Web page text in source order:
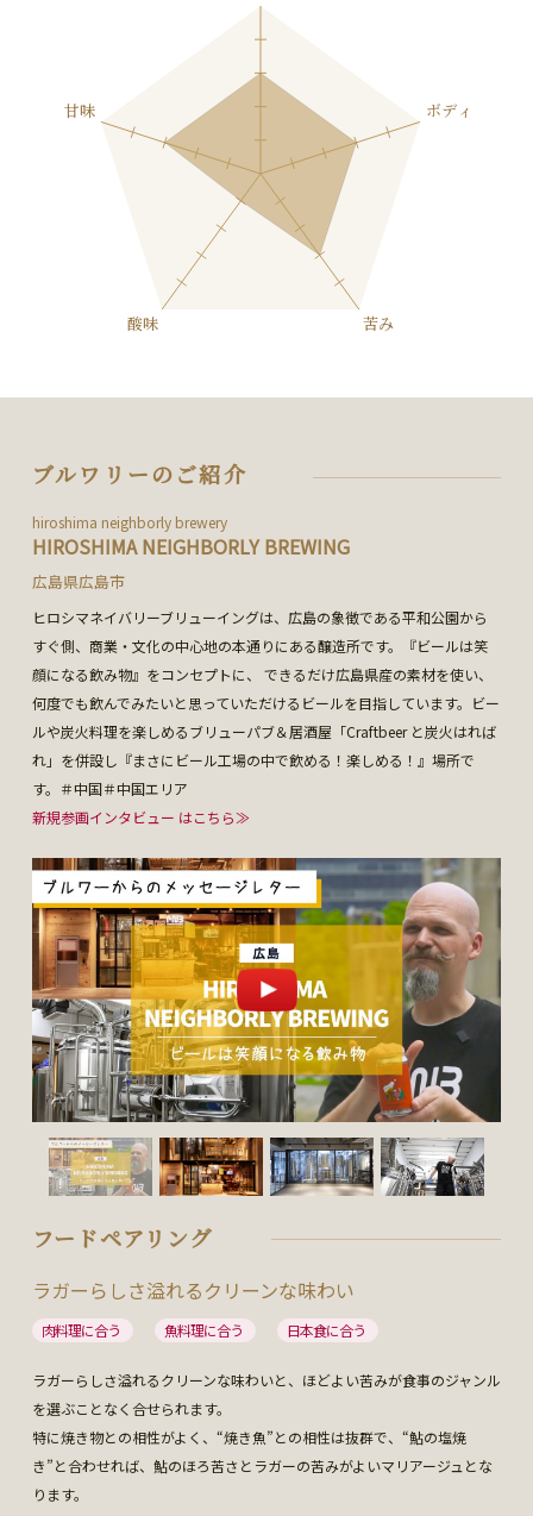
ブルワリーのご紹介
hiroshima neighborly brewery
HIROSHIMA NEIGHBORLY BREWING
広島県広島市
ヒロシマネイバリーブリューイングは、広島の象徴である平和公園から
すぐ側、商業・文化の中心地の本通りにある醸造所です。『ビールは笑
顔になる飲み物』をコンセプトに、 できるだけ広島県産の素材を使い、
何度でも飲んでみたいと思っていただけるビールを目指しています。ビー
ルや炭火料理を楽しめるブリューパブ＆居酒屋「Craftbeer と炭火はれば
れ」を併設し『まさにビール工場の中で飲める！楽しめる！』場所で
す。＃中国＃中国エリア
新規参画インタビュー はこちら≫
フードペアリング
ラガーらしさ溢れるクリーンな味わい
肉料理に合う 魚料理に合う 日本食に合う
ラガーらしさ溢れるクリーンな味わいと、ほどよい苦みが食事のジャンル
を選ぶことなく合せられます。
特に焼き物との相性がよく、“焼き魚”との相性は抜群で、“鮎の塩焼
き”と合わせれば、鮎のほろ苦さとラガーの苦みがよいマリアージュとな
ります。